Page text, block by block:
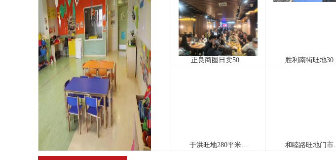
区域： 道义
面积：120平米
转让费：18万
电话：13149821779
区域： 南塔
面积：100平米
转让费：12万
电话：15840553765
电话：13889840328